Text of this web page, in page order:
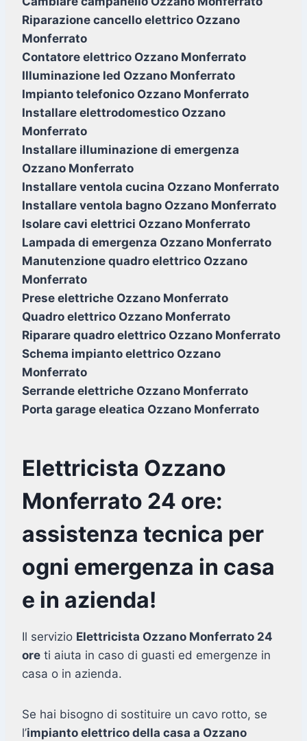
Riparazione cancello elettrico Ozzano
Monferrato
Contatore elettrico Ozzano Monferrato
Illuminazione led Ozzano Monferrato
Impianto telefonico Ozzano Monferrato
Installare elettrodomestico Ozzano
Monferrato
Installare illuminazione di emergenza
Ozzano Monferrato
Installare ventola cucina Ozzano Monferrato
Installare ventola bagno Ozzano Monferrato
Isolare cavi elettrici Ozzano Monferrato
Lampada di emergenza Ozzano Monferrato
Manutenzione quadro elettrico Ozzano
Monferrato
Prese elettriche Ozzano Monferrato
Quadro elettrico Ozzano Monferrato
Riparare quadro elettrico Ozzano Monferrato
Schema impianto elettrico Ozzano
Monferrato
Serrande elettriche Ozzano Monferrato
Porta garage eleatica Ozzano Monferrato
Elettricista Ozzano
Monferrato 24 ore:
assistenza tecnica per
ogni emergenza in casa
e in azienda!
Il servizio Elettricista Ozzano Monferrato 24
ore ti aiuta in caso di guasti ed emergenze in
casa o in azienda.
Se hai bisogno di sostituire un cavo rotto, se
l’impianto elettrico della casa a Ozzano